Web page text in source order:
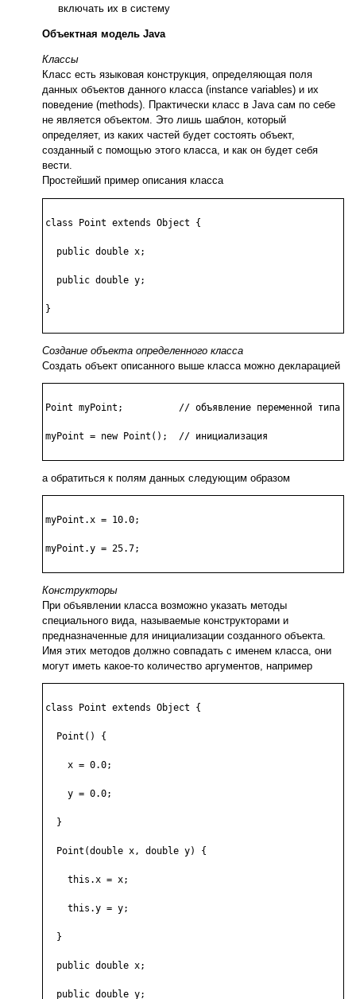
включать их в систему
Объектная модель Java
Классы
Класс есть языковая конструкция, определяющая поля
данных объектов данного класса (instance variables) и их
поведение (methods). Практически класс в Java сам по себе
не является объектом. Это лишь шаблон, который
определяет, из каких частей будет состоять объект,
созданный с помощью этого класса, и как он будет себя
вести.
Простейший пример описания класса
class Point extends Object {
  public double x;
  public double y;
}
Создание объекта определенного класса
Создать объект описанного выше класса можно декларацией
Point myPoint;		// объявление переменной типа Point
myPoint = new Point();	// инициализация
а обратиться к полям данных следующим образом
myPoint.x = 10.0;
myPoint.y = 25.7;
Конструкторы
При объявлении класса возможно указать методы
специального вида, называемые конструкторами и
предназначенные для инициализации созданного объекта.
Имя этих методов должно совпадать с именем класса, они
могут иметь какое-то количество аргументов, например
class Point extends Object {
  Point() {
    x = 0.0;
    y = 0.0;
  }
  Point(double x, double y) {
    this.x = x;
    this.y = y;
  }
  public double x;
  public double y;